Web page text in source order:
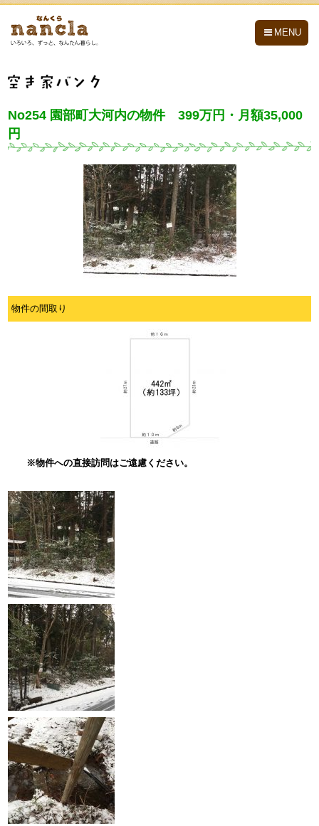
MENU
No254 園部町大河内の物件 399万円・月額35,000
円
物件の間取り
※物件への直接訪問はご遠慮ください。